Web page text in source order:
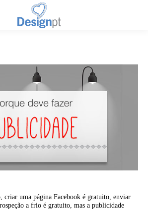
criar uma página Facebook é gratuito, enviar
a frio é gratuito, mas a publicidade